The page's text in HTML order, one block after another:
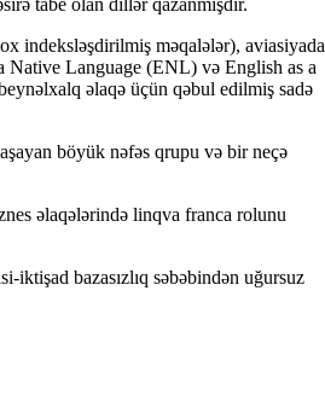
tabe olan dillər qazanmışdır.
indeksləşdirilmiş məqalələr), aviasiyada
Native Language (ENL) və English as a
əlaqə üçün qəbul edilmiş sadə
böyük nəfəs qrupu və bir neçə
əlaqələrində linqva franca rolunu
bazasızlıq səbəbindən uğursuz